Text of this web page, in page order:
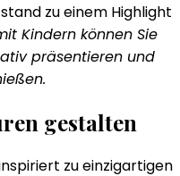
zu einem Highlight
Kindern können Sie
präsentieren und
gestalten
zu einzigartigen